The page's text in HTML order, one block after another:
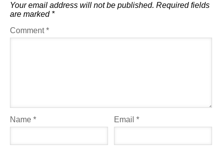
Your email address will not be published. Required fields
are marked *
Comment*
Name * Email*